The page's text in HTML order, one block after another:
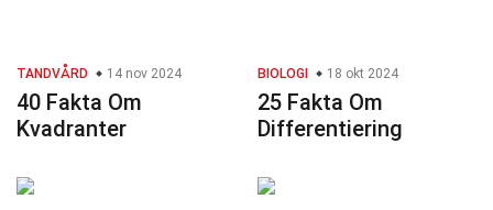
TANDVÅRD 14 nov 2024
40 Fakta Om
Kvadranter
BIOLOGI 18 okt 2024
25 Fakta Om
Differentiering